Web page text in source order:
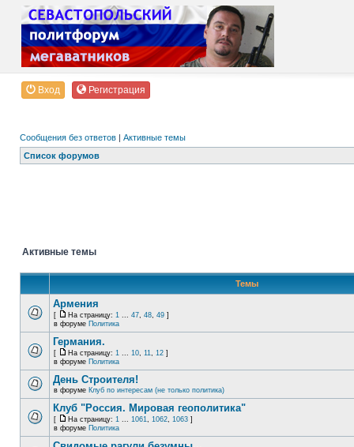
Вход Регистрация
Сообщения без ответов | Активные темы
Список форумов
Активные темы
Темы
Армения
[ На страницу: 1 ... 47, 48, 49 ]
в форуме Политика
Германия.
[ На страницу: 1 ... 10, 11, 12 ]
в форуме Политика
День Строителя!
в форуме Клуб по интересам (не только политика)
Клуб "Россия. Мировая геополитика"
[ На страницу: 1 ... 1061, 1062, 1063 ]
в форуме Политика